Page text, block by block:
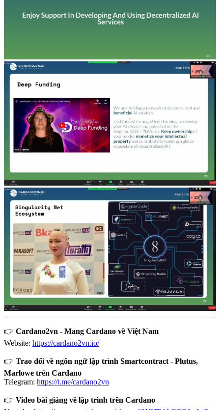
👉 Cardano2vn - Mang Cardano về Việt Nam
Website: https://cardano2vn.io/
👉 Trao đổi về ngôn ngữ lập trình Smartcontract - Plutus,
Marlowe trên Cardano
Telegram: https://t.me/cardano2vn
👉 Video bài giảng về lập trình trên Cardano